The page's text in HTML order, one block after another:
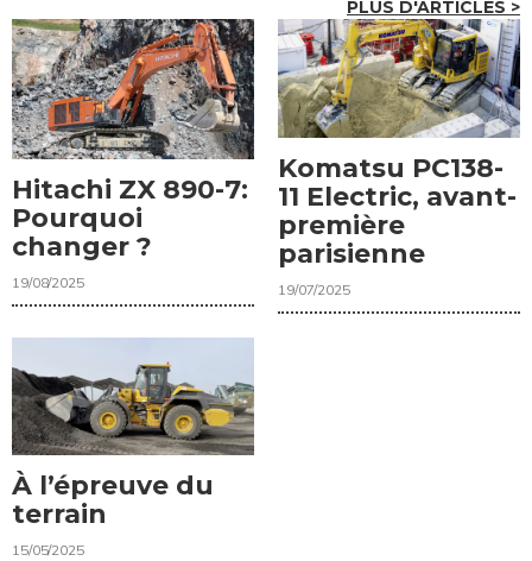
PLUS D'ARTICLES >
Hitachi ZX 890-7:
Pourquoi
changer ?
19/08/2025
Komatsu PC138-
11 Electric, avant-
première
parisienne
19/07/2025
À l’épreuve du
terrain
15/05/2025